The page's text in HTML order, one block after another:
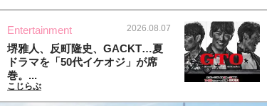
Entertainment 2026.08.07
堺雅人、反町隆史、GACKT…夏
ドラマを「50代イケオジ」が席
巻。...
こじらぶ